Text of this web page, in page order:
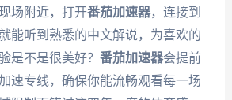
场附近，打开番茄加速器，连接到
能听到熟悉的中文解说，为喜欢的
是不是很美好？ 番茄加速器会提前
速专线，确保你能流畅观看每一场